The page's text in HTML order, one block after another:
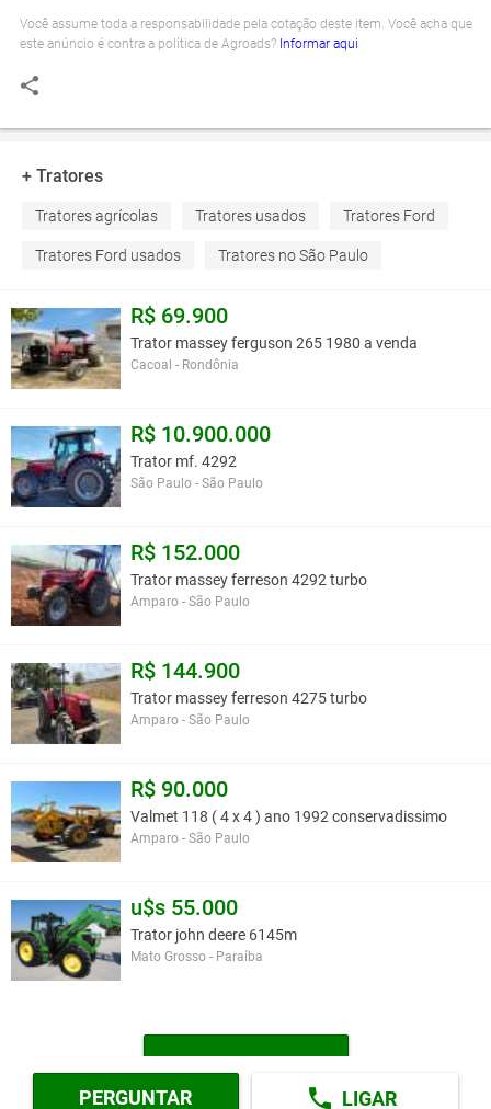
PERGUNTAR LIGAR
Você assume toda a responsabilidade pela cotação deste item. Você acha que
este anúncio é contra a política de Agroads? Informar aqui
+ Tratores
Tratores agrícolas Tratores usados Tratores Ford
Tratores Ford usados Tratores no São Paulo
R$ 69.900
Trator massey ferguson 265 1980 a venda
Cacoal - Rondônia
R$ 10.900.000
Trator mf. 4292
São Paulo - São Paulo
R$ 152.000
Trator massey ferreson 4292 turbo
Amparo - São Paulo
R$ 144.900
Trator massey ferreson 4275 turbo
Amparo - São Paulo
R$ 90.000
Valmet 118 ( 4 x 4 ) ano 1992 conservadissimo
Amparo - São Paulo
u$s 55.000
Trator john deere 6145m
Mato Grosso - Paraíba